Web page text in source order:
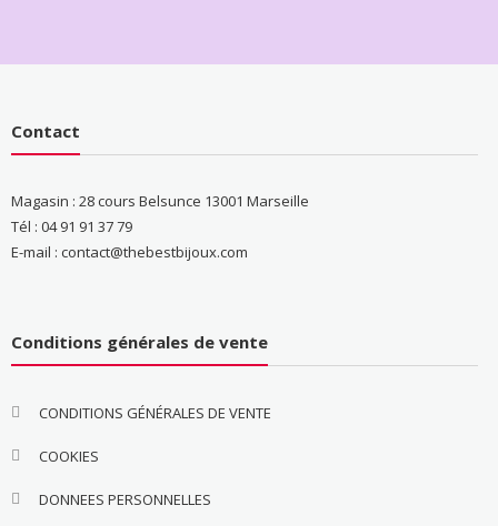
Contact
Magasin : 28 cours Belsunce 13001 Marseille
Tél : 04 91 91 37 79
E-mail : contact@thebestbijoux.com
Conditions générales de vente
CONDITIONS GÉNÉRALES DE VENTE
COOKIES
DONNEES PERSONNELLES